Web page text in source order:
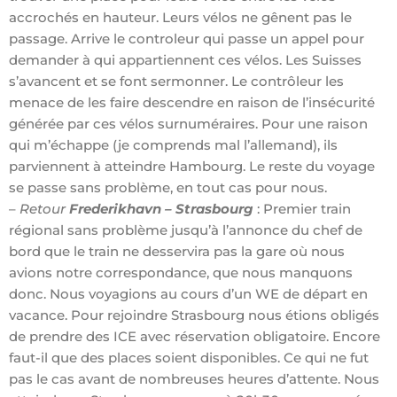
accrochés en hauteur. Leurs vélos ne gênent pas le
passage. Arrive le controleur qui passe un appel pour
demander à qui appartiennent ces vélos. Les Suisses
s’avancent et se font sermonner. Le contrôleur les
menace de les faire descendre en raison de l’insécurité
générée par ces vélos surnuméraires. Pour une raison
qui m’échappe (je comprends mal l’allemand), ils
parviennent à atteindre Hambourg. Le reste du voyage
se passe sans problème, en tout cas pour nous.
– RetourFrederikhavn – Strasbourg : Premier train
régional sans problème jusqu’à l’annonce du chef de
bord que le train ne desservira pas la gare où nous
avions notre correspondance, que nous manquons
donc. Nous voyagions au cours d’un WE de départ en
vacance. Pour rejoindre Strasbourg nous étions obligés
de prendre des ICE avec réservation obligatoire. Encore
faut-il que des places soient disponibles. Ce qui ne fut
pas le cas avant de nombreuses heures d’attente. Nous